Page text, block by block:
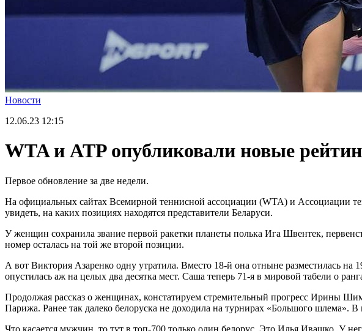
Новости
12.06.23 12:15
WTA и ATP опубликовали новые
Первое обновление за две недели.
На официальных сайтах Всемирной теннисной ассоциации (WTA) и Ассоциации
увидеть, на каких позициях находятся представители Беларуси.
У женщин сохранила звание первой ракетки планеты полька Ига Швентек,
номер осталась на той же второй позиции.
А вот Виктория Азаренко одну утратила. Вместо 18-й она отныне разместилась
опустилась аж на целых два десятка мест. Саша теперь 71-я в мировой табели о
Продолжая рассказ о женщинах, констатируем стремительный прогресс Ирины
Парижа. Ранее так далеко белоруска не доходила на турнирах «Большого
Что касается мужчин, то тут в топ-700 только один белорус. Это Илья Ивашко. У